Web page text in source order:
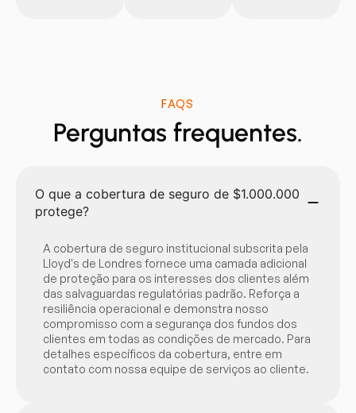
FAQS
Perguntas frequentes.
O que a cobertura de seguro de $1.000.000
protege?
A cobertura de seguro institucional subscrita pela
Lloyd's de Londres fornece uma camada adicional
de proteção para os interesses dos clientes além
das salvaguardas regulatórias padrão. Reforça a
resiliência operacional e demonstra nosso
compromisso com a segurança dos fundos dos
clientes em todas as condições de mercado. Para
detalhes específicos da cobertura, entre em
contato com nossa equipe de serviços ao cliente.